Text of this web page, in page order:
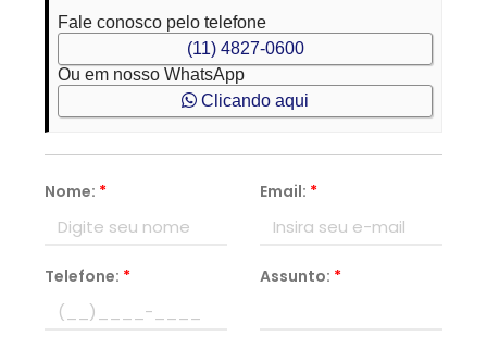
Fale conosco pelo telefone
(11) 4827-0600
Ou em nosso WhatsApp
Clicando aqui
Nome: * Email: *
Telefone: * Assunto: *